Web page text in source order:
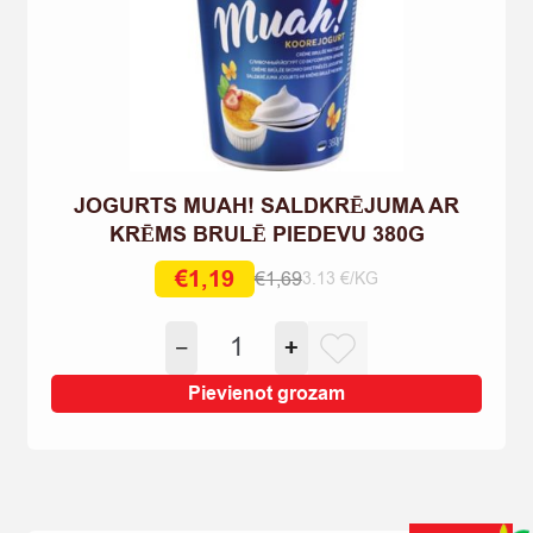
JOGURTS MUAH! SALDKRĒJUMA AR
KRĒMS BRULĒ PIEDEVU 380G
€1,69
Original
was:
€1,69.
€1,19
Current
€1,19.
3.13 €/KG
−
JOGURTS
MUAH!
SALDKRĒJUMA
AR
+
Pievienot grozam